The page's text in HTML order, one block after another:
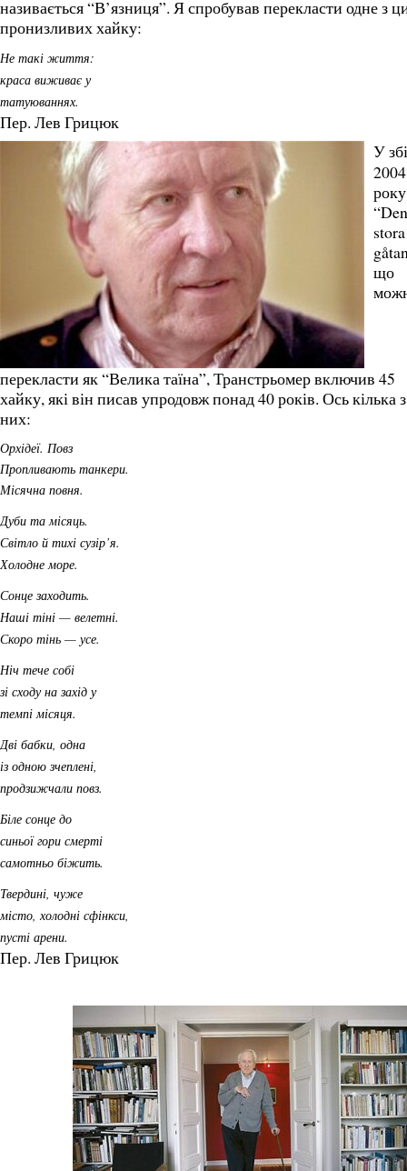
називається “В’язниця”. Я спробував перекласти одне з
пронизливих хайку:
Не такі життя:
краса виживає у
татуюваннях.
Пер. Лев Грицюк
У
2004
року
“Den
stora
що
перекласти як “Велика таїна”, Транстрьомер включив 45
хайку, які він писав упродовж понад 40 років. Ось кілька з
них:
Орхідеї. Повз
Пропливають танкери.
Місячна повня.
Дуби та місяць.
Світло й тихі сузір’я.
Холодне море.
Сонце заходить.
Наші тіні — велетні.
Скоро тінь — усе.
Ніч тече собі
зі сходу на захід у
темпі місяця.
Дві бабки, одна
із одною зчеплені,
продзижчали повз.
Біле сонце до
синьої гори смерті
самотньо біжить.
Твердині, чуже
місто, холодні сфінкси,
пусті арени.
Пер. Лев Грицюк